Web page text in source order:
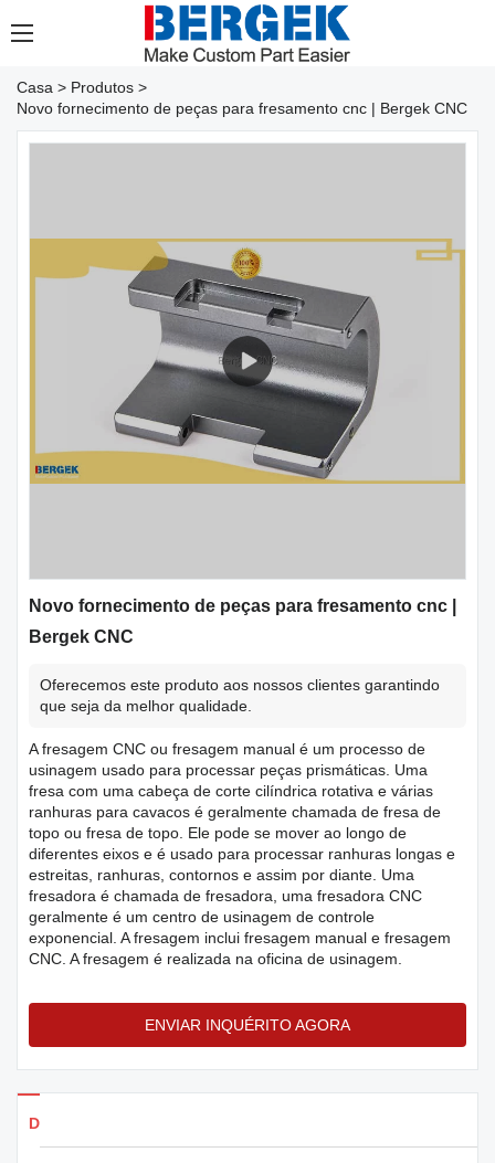
Casa > Produtos >
Novo fornecimento de peças para fresamento cnc | Bergek CNC
Novo fornecimento de peças para fresamento cnc |
Bergek CNC
Oferecemos este produto aos nossos clientes garantindo
que seja da melhor qualidade.
A fresagem CNC ou fresagem manual é um processo de
usinagem usado para processar peças prismáticas. Uma
fresa com uma cabeça de corte cilíndrica rotativa e várias
ranhuras para cavacos é geralmente chamada de fresa de
topo ou fresa de topo. Ele pode se mover ao longo de
diferentes eixos e é usado para processar ranhuras longas e
estreitas, ranhuras, contornos e assim por diante. Uma
fresadora é chamada de fresadora, uma fresadora CNC
geralmente é um centro de usinagem de controle
exponencial. A fresagem inclui fresagem manual e fresagem
CNC. A fresagem é realizada na oficina de usinagem.
ENVIAR INQUÉRITO AGORA
Detalhes dos produtos